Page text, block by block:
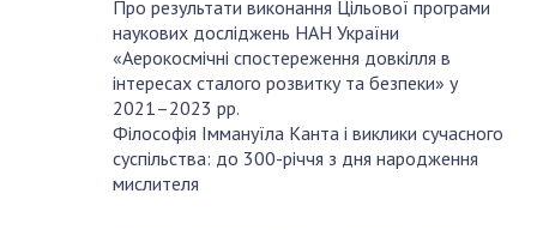
Про результати виконання Цільової програми
наукових досліджень НАН України
«Аерокосмічні спостереження довкілля в
інтересах сталого розвитку та безпеки» у
2021–2023 рр.
Філософія Іммануїла Канта і виклики сучасного
суспільства: до 300-річчя з дня народження
мислителя